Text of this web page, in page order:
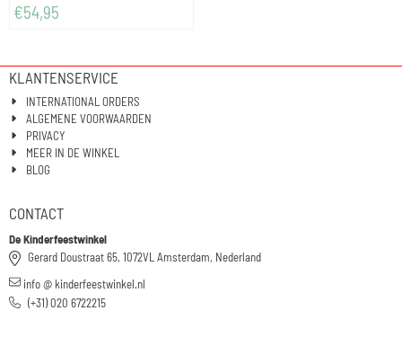
€54,95
KLANTENSERVICE
INTERNATIONAL ORDERS
ALGEMENE VOORWAARDEN
PRIVACY
MEER IN DE WINKEL
BLOG
CONTACT
De Kinderfeestwinkel
Gerard Doustraat 65, 1072VL Amsterdam, Nederland
info @ kinderfeestwinkel.nl
(+31) 020 6722215